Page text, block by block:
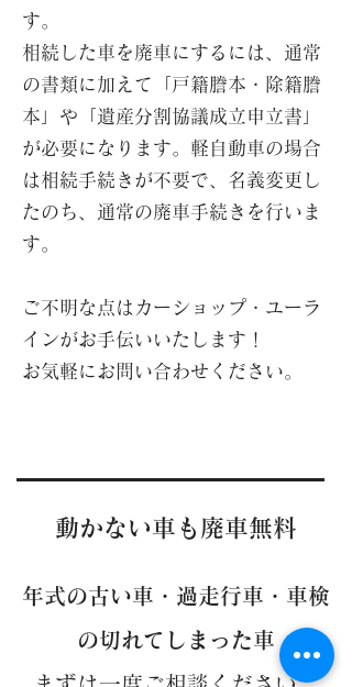
す。
相続した車を廃車にするには、通常
の書類に加えて「戸籍謄本・除籍謄
本」や「遺産分割協議成立申立書」
が必要になります。軽自動車の場合
は相続手続きが不要で、名義変更し
たのち、通常の廃車手続きを行いま
す。
ご不明な点はカーショップ・ユーラ
インがお手伝いいたします！
​お気軽にお問い合わせください。
動かない車も廃車無料
年式の古い車・過走行車・車検
の切れてしまった車